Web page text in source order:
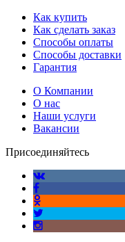
Как купить
Как сделать заказ
Способы оплаты
Способы доставки
Гарантия
О Компании
О нас
Наши услуги
Вакансии
Присоединяйтесь